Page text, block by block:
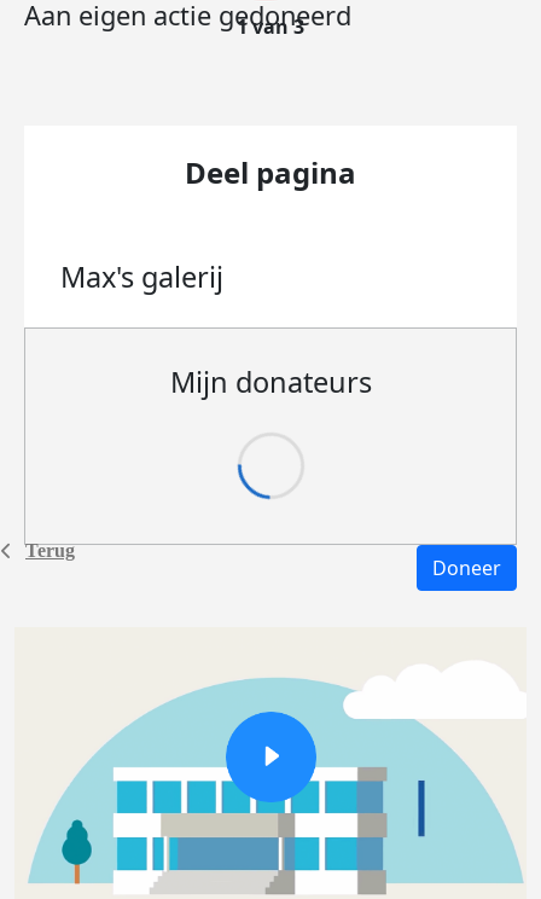
Terug
Aan eigen actie gedoneerd
1 van 3
Deel pagina
Max's galerij
Mijn donateurs
Doneer